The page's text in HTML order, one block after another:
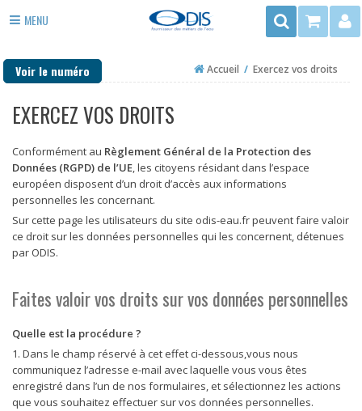
du
-
de
la
Mottais
35140
ST
AUBIN
Voir le numéro
Rechercher
MENU
ADOUCISSEUR EAU
ANTI TARTRE
FILTRE EAU
PURIFICATEUR EAU
DÉSINFECTION
EAU DE PUITS ET FORAGE
CHAUFFAGE
Accueil / Exercez vos droits
EXERCEZ VOS DROITS
Conformément au Règlement Général de la Protection des
Données (RGPD) de l’UE, les citoyens résidant dans l’espace
européen disposent d’un droit d’accès aux informations
personnelles les concernant.
Sur cette page les utilisateurs du site odis-eau.fr peuvent faire valoir
ce droit sur les données personnelles qui les concernent, détenues
par ODIS.
Faites valoir vos droits sur vos données personnelles
Quelle est la procédure ?
1. Dans le champ réservé à cet effet ci-dessous,vous nous
communiquez l’adresse e-mail avec laquelle vous vous êtes
enregistré dans l’un de nos formulaires, et sélectionnez les actions
que vous souhaitez effectuer sur vos données personnelles.